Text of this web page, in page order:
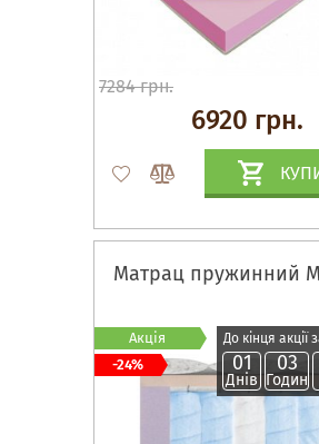
7284 грн.
6920 грн.
Матрац пружинний
До кінця акції
01
Днів
03
Годин
Акція
-24%